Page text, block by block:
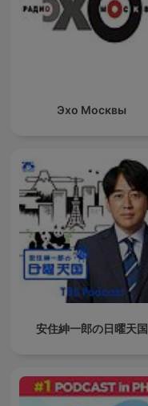
Эхо Москвы
安住紳一郎の日曜天国